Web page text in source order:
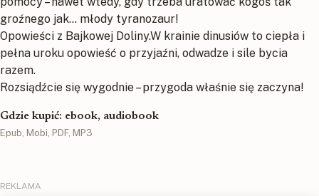
groźnego jak… młody tyranozaur!
Opowieści z Bajkowej Doliny.W krainie dinusiów to ciepła i
pełna uroku opowieść o przyjaźni, odwadze i sile bycia
razem.
Rozsiądźcie się wygodnie – przygoda właśnie się zaczyna!
Gdzie kupić: ebook, audiobook
Epub, Mobi, PDF, MP3